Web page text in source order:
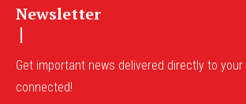
Newsletter
Get important news delivered directly to
connected!